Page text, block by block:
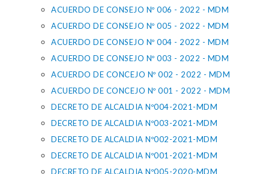
ACUERDO DE CONSEJO Nº 006 - 2022 - MDM
ACUERDO DE CONSEJO Nº 005 - 2022 - MDM
ACUERDO DE CONSEJO Nº 004 - 2022 - MDM
ACUERDO DE CONSEJO Nº 003 - 2022 - MDM
ACUERDO DE CONCEJO Nº 002 - 2022 - MDM
ACUERDO DE CONCEJO Nº 001 - 2022 - MDM
DECRETO DE ALCALDIA Nº004-2021-MDM
DECRETO DE ALCALDIA Nº003-2021-MDM
DECRETO DE ALCALDIA Nº002-2021-MDM
DECRETO DE ALCALDIA Nº001-2021-MDM
DECRETO DE ALCALDIA Nº005-2020-MDM